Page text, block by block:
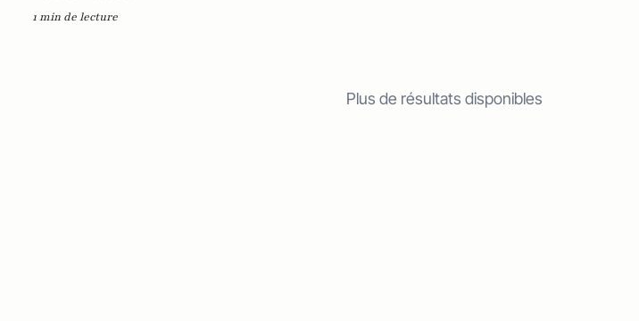
1 min de lecture
Plus de résultats disponibles